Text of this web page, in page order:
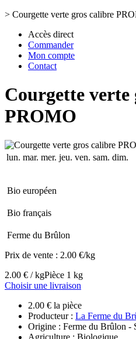
> Courgette verte gros calibre
Accès direct
Commander
Mon compte
Contact
Courgette verte
PROMO
lun. mar. mer. jeu. ven. sam. dim.
Bio européen
Bio français
Ferme du Brûlon
Prix de vente : 2.00 €/kg
2.00 € / kgPièce 1 kg
Choisir une livraison
2.00 € la pièce
Producteur : La Ferme du
Origine : Ferme du Brûlon -
Agriculture : Biologique